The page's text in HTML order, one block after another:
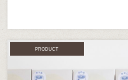
PRODUCT